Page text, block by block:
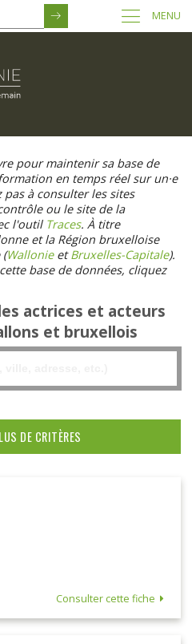
MENU
pour maintenir sa base de
en temps réel sur un·e
pas à consulter les sites
ou le site de la
l'outil Traces. À titre
et la Région bruxelloise
(WallonieetBruxelles-Capitale).
base de données, cliquez
actrices et acteurs
et bruxellois
Consulter cette fiche
DE CRITÈRES